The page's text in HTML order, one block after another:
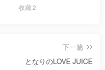
接触来进行。
收藏2
下一篇
となりのLOVE JUICE